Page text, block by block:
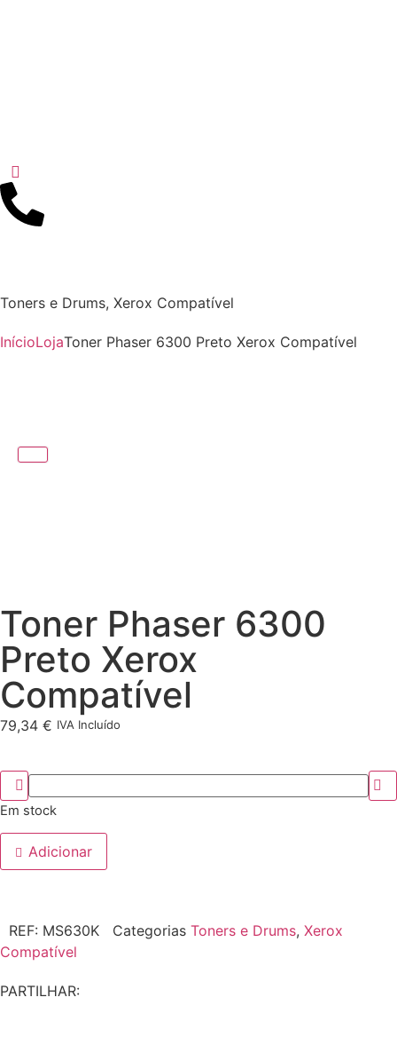
Toners e Drums, Xerox Compatível
InícioLojaToner Phaser 6300 Preto Xerox Compatível
Toner Phaser 6300
Preto Xerox
Compatível
79,34 € IVA Incluído
Em stock
Adicionar
REF: MS630K Categorias Toners e Drums, Xerox
Compatível
PARTILHAR: